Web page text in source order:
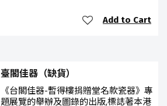
Add to Cart
臺閣佳器（缺貨）
《台閣佳器-暫得樓捐贈堂名款瓷器》專
題展覽的舉辦及圖錄的出版,標誌著本港